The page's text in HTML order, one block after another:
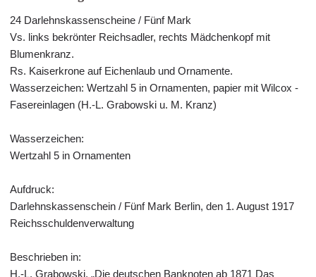
24 Darlehnskassenscheine / Fünf Mark
Vs. links bekrönter Reichsadler, rechts Mädchenkopf mit
Blumenkranz.
Rs. Kaiserkrone auf Eichenlaub und Ornamente.
Wasserzeichen: Wertzahl 5 in Ornamenten, papier mit Wilcox -
Fasereinlagen (H.-L. Grabowski u. M. Kranz)
Wasserzeichen:
Wertzahl 5 in Ornamenten
Aufdruck:
Darlehnskassenschein / Fünf Mark Berlin, den 1. August 1917
Reichsschuldenverwaltung
Beschrieben in:
H.-L. Grabowski, „Die deutschen Banknoten ab 1871 Das